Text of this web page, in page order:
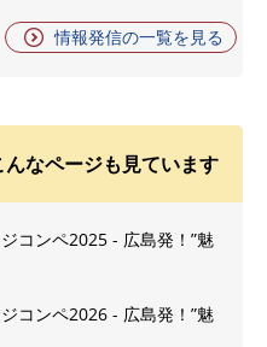
情報発信の一覧を見る
なページも見ています
コンペ2025 - 広島発！”魅
コンペ2026 - 広島発！”魅